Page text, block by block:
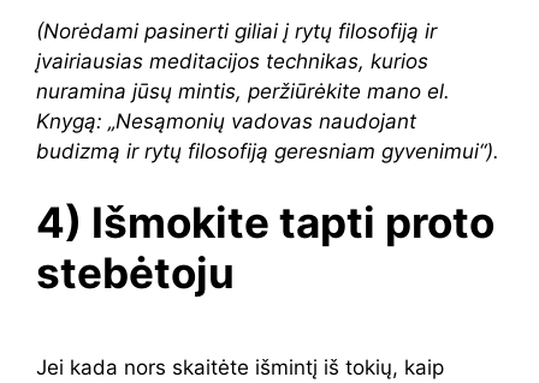
(Norėdami pasinerti giliai į rytų filosofiją ir
įvairiausias meditacijos technikas, kurios
nuramina jūsų mintis, peržiūrėkite mano el.
Knygą: „Nesąmonių vadovas naudojant
budizmą ir rytų filosofiją geresniam gyvenimui“).
4) Išmokite tapti proto
stebėtoju
Jei kada nors skaitėte išmintį iš tokių, kaip